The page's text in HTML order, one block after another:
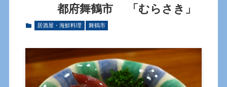
都府舞鶴市 「むらさき」
居酒屋・海鮮料理 舞鶴市